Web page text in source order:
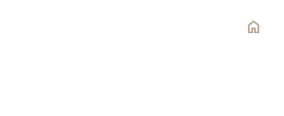
home